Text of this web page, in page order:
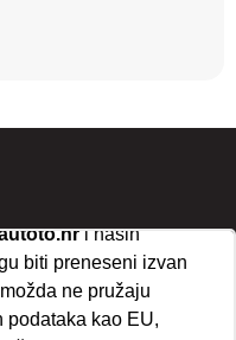
partneri također
Odabirom
obradu za analitičke
i naših
biti preneseni izvan
ne pružaju
podataka kao EU,